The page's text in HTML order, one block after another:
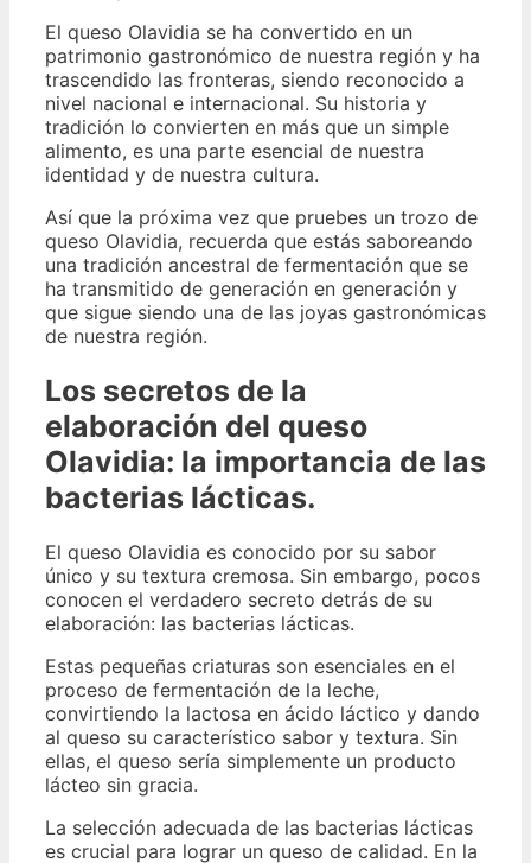
El queso Olavidia se ha convertido en un
patrimonio gastronómico de nuestra región y ha
trascendido las fronteras, siendo reconocido a
nivel nacional e internacional. Su historia y
tradición lo convierten en más que un simple
alimento, es una parte esencial de nuestra
identidad y de nuestra cultura.
Así que la próxima vez que pruebes un trozo de
queso Olavidia, recuerda que estás saboreando
una tradición ancestral de fermentación que se
ha transmitido de generación en generación y
que sigue siendo una de las joyas gastronómicas
de nuestra región.
Los secretos de la
elaboración del queso
Olavidia: la importancia de las
bacterias lácticas.
El queso Olavidia es conocido por su sabor
único y su textura cremosa. Sin embargo, pocos
conocen el verdadero secreto detrás de su
elaboración: las bacterias lácticas.
Estas pequeñas criaturas son esenciales en el
proceso de fermentación de la leche,
convirtiendo la lactosa en ácido láctico y dando
al queso su característico sabor y textura. Sin
ellas, el queso sería simplemente un producto
lácteo sin gracia.
La selección adecuada de las bacterias lácticas
es crucial para lograr un queso de calidad. En la